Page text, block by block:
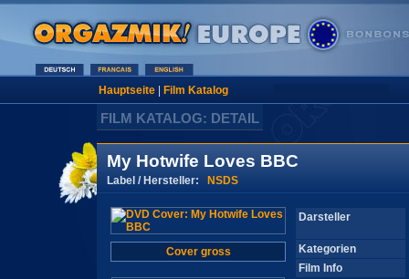
Hauptseite| Film Katalog
FILM KATALOG: DETAIL
My Hotwife Loves BBC
Label / Hersteller: NSDS
Cover gross
Darsteller
Kategorien
Film Info